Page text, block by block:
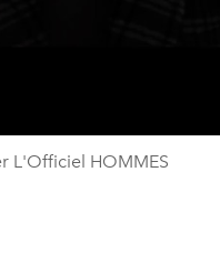
L'Officiel HOMMES